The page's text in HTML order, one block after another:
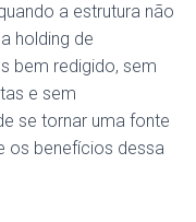
a estrutura não
holding de
bem redigido, sem
e sem
se tornar uma fonte
os benefícios dessa